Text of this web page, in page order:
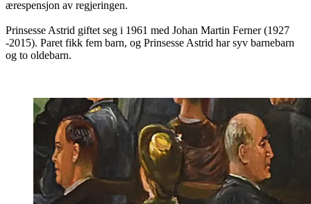
ærespensjon av regjeringen.
Prinsesse Astrid giftet seg i 1961 med Johan Martin Ferner (1927
-2015). Paret fikk fem barn, og Prinsesse Astrid har syv barnebarn
og to oldebarn.